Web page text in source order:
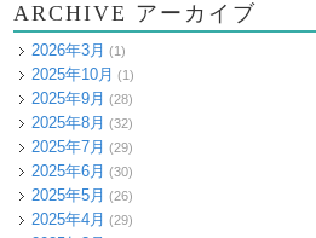
ARCHIVE アーカイブ
2026年3月 (1)
2025年10月 (1)
2025年9月 (28)
2025年8月 (32)
2025年7月 (29)
2025年6月 (30)
2025年5月 (26)
2025年4月 (29)